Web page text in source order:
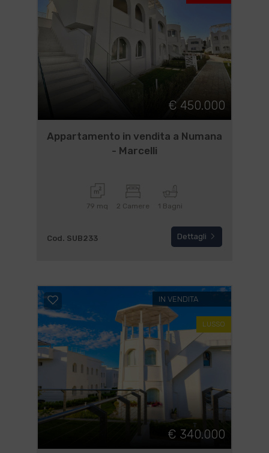
€ 450.000
Appartamento in vendita a Numana
- Marcelli
79 mq 2 Camere 1 Bagni
Cod. SUB233 Dettagli
IN VENDITA
LUSSO
€ 340.000